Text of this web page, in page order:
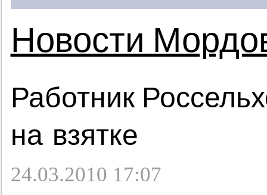
Новости
Работник
на взятке
24.03.2010 17:07